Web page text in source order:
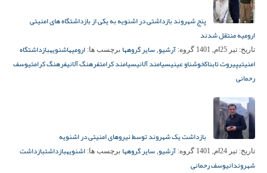
پنج شهروند بازداشتی در اشنویه به یکی از بازداشتگاه های امنیتی
ارومیه منتقل شدند
تاریخ: تیر 25ام, 1401 گروه: آرشیو, سایر گروهها برچسب ها: ارومیهاشنویهبازداشتگاه
امنیتیپیروت تابناکخوشناو عینیسیامند آلانیسیامند کرامتفرهنگ آلانیفرهنگ کرامتیوسف
رحمانی
بازداشت یک شهروند توسط نیروهای امنیتی در اشنویه
تاریخ: تیر 24ام, 1401 گروه: آرشیو, سایر گروهها برچسب ها: اشنویهبازداشتبازداشت
شهروندانیوسف رحمانی